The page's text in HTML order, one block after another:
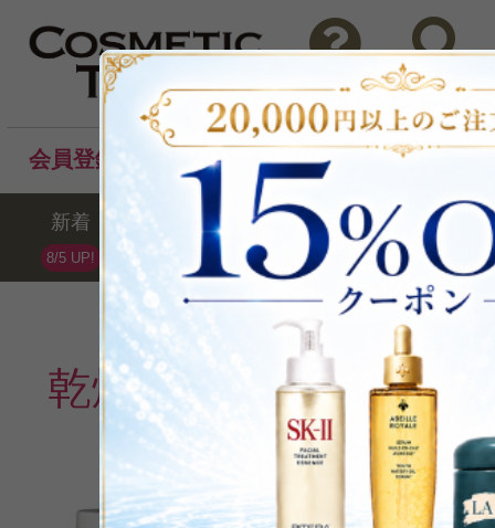
問い合わせ 検索
会員登録後のお買い物でポイントプレゼント！
新着
8/5 UP!
セール ランキング ブ
乾燥(ボディ)の週間ラ
2